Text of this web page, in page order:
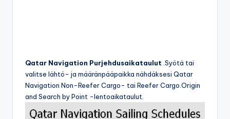
Qatar Navigation Purjehdusaikataulut .Syötä tai
valitse lähtö- ja määränpääpaikka nähdäksesi Qatar
Navigation Non-Reefer Cargo- tai Reefer Cargo.Origin
and Search by Point -lentoaikataulut.